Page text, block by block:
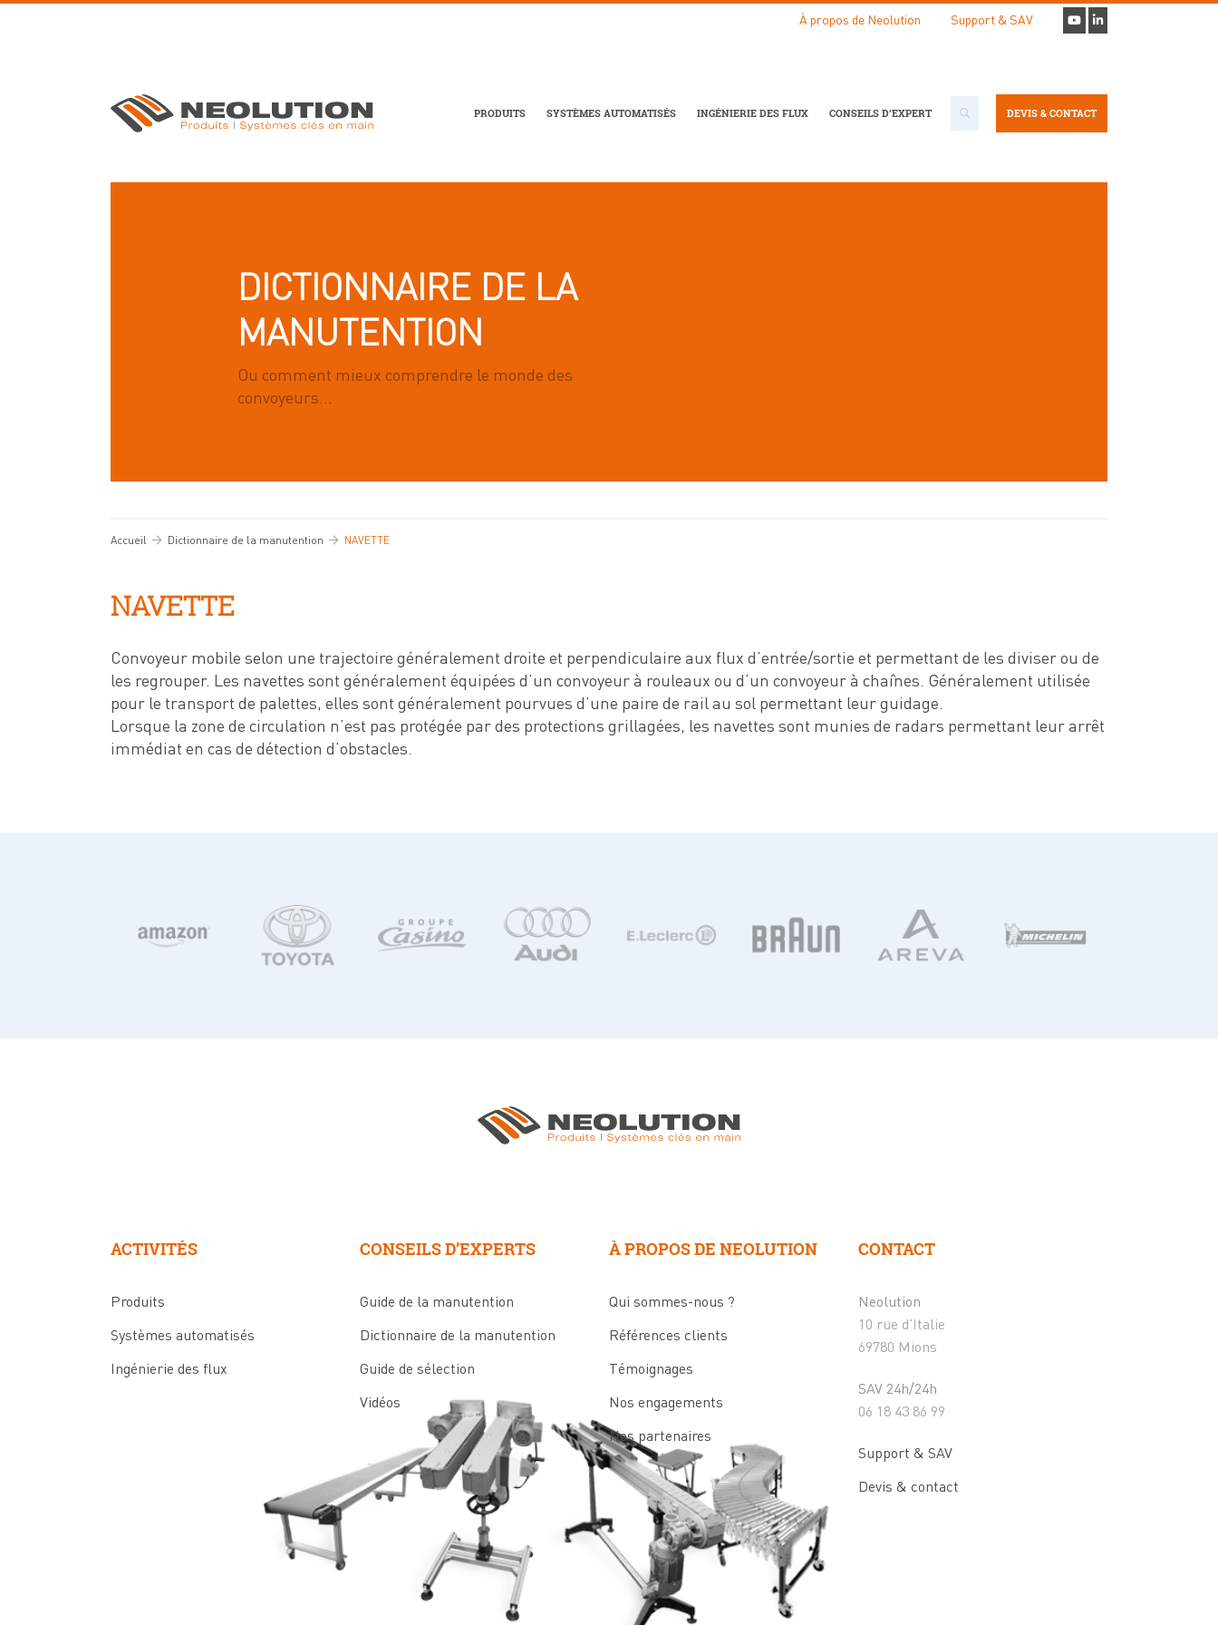
À propos de Neolution Support & SAV
PRODUITS SYSTÈMES AUTOMATISÉS INGÉNIERIE DES FLUX CONSEILS D’EXPERT DEVIS & CONTACT
DICTIONNAIRE DE LA
MANUTENTION
Ou comment mieux comprendre le monde des
convoyeurs...
Accueil Dictionnaire de la manutention NAVETTE
NAVETTE
Convoyeur mobile selon une trajectoire généralement droite et perpendiculaire aux flux d’entrée/sortie et permettant de les diviser ou de
les regrouper. Les navettes sont généralement équipées d’un convoyeur à rouleaux ou d’un convoyeur à chaînes. Généralement utilisée
pour le transport de palettes, elles sont généralement pourvues d’une paire de rail au sol permettant leur guidage.
Lorsque la zone de circulation n’est pas protégée par des protections grillagées, les navettes sont munies de radars permettant leur arrêt
immédiat en cas de détection d’obstacles.
ACTIVITÉS
Produits
Systèmes automatisés
Ingénierie des flux
CONSEILS D’EXPERTS
Guide de la manutention
Dictionnaire de la manutention
Guide de sélection
Vidéos
À PROPOS DE NEOLUTION
Qui sommes-nous ?
Références clients
Témoignages
Nos engagements
Nos partenaires
CONTACT
Neolution
10 rue d’Italie
69780 Mions
SAV 24h/24h
06 18 43 86 99
Support & SAV
Devis & contact